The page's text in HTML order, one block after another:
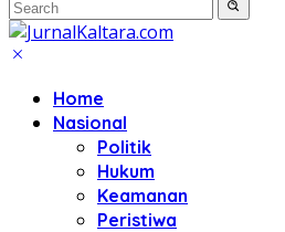
Home
Nasional
Politik
Hukum
Keamanan
Peristiwa